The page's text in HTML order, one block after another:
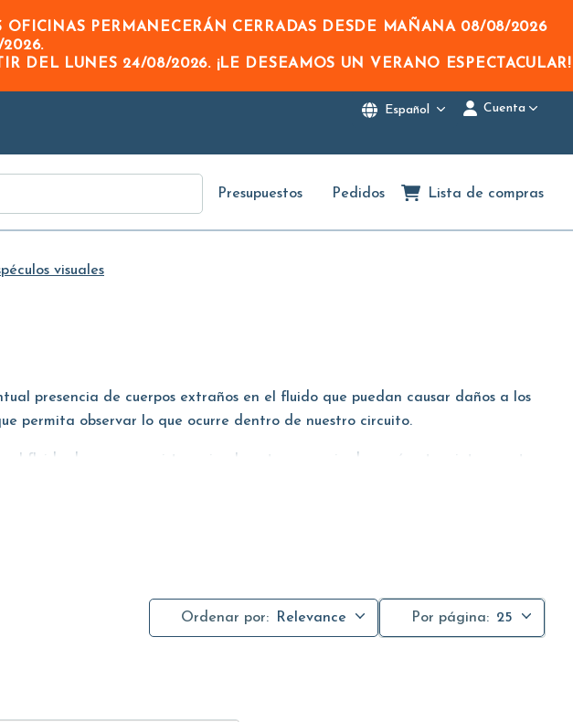
PERMANECERÁN CERRADAS DESDE MAÑANA 08/08/2026
2026.
DEL LUNES 24/08/2026. ¡LE DESEAMOS UN VERANO ESPECTACULAR!
Español Cuenta
Presupuestos Pedidos Lista de compras
visuales
presencia de cuerpos extraños en el fluido que puedan causar daños a los
permita observar lo que ocurre dentro de nuestro circuito.
fluido de paso y registrar visualmente una serie de parámetros interesantes.
versión con conexiones bridadas hace que la instalación sea cómoda y
Ordenar por: Relevance Por página: 25